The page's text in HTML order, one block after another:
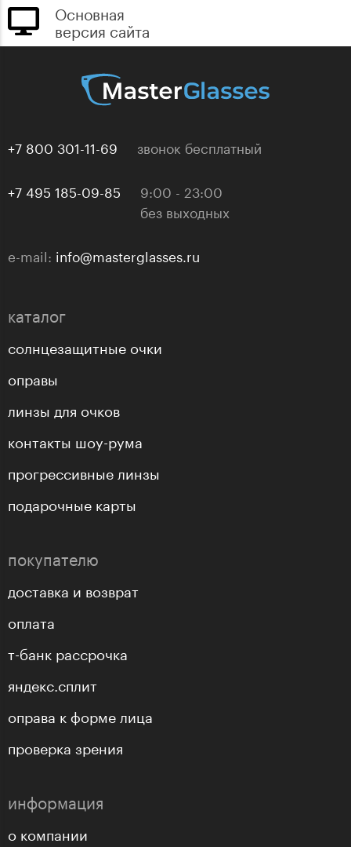
Основная
версия сайта
+7 800 301-11-69 звонок бесплатный
+7 495 185-09-85
9:00 - 23:00
без выходных
e-mail: info@masterglasses.ru
каталог
солнцезащитные очки
оправы
линзы для очков
контакты шоу-рума
прогрессивные линзы
подарочные карты
покупателю
доставка и возврат
оплата
т-банк рассрочка
яндекс.сплит
оправа к форме лица
проверка зрения
информация
о компании